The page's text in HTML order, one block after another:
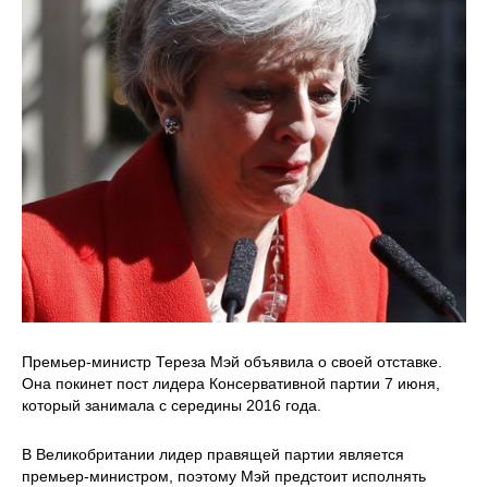
Премьер-министр Тереза Мэй объявила о своей отставке.
Она покинет пост лидера Консервативной партии 7 июня,
который занимала с середины 2016 года.
В Великобритании лидер правящей партии является
премьер-министром, поэтому Мэй предстоит исполнять